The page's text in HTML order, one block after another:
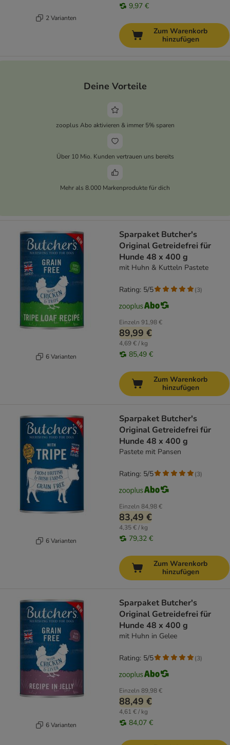
2 Varianten
9,97 €
Zum Warenkorb
hinzufügen
Deine Vorteile
zooplus Abo aktivieren & immer 5% sparen
Über 10 Mio. Kunden vertrauen uns bereits
Mehr als 8.000 Markenprodukte für dich
6 Varianten
Sparpaket Butcher's
Original Getreidefrei für
Hunde 48 x 400 g
mit Huhn & Kutteln Pastete
Einzeln 91,98 €
89,99 €
4,69 € / kg
85,49 €
Rating: 5/5 (3)
Zum Warenkorb
hinzufügen
6 Varianten
Sparpaket Butcher's
Original Getreidefrei für
Hunde 48 x 400 g
Pastete mit Pansen
Einzeln 84,98 €
83,49 €
4,35 € / kg
79,32 €
Rating: 5/5 (3)
Zum Warenkorb
hinzufügen
6 Varianten
Sparpaket Butcher's
Original Getreidefrei für
Hunde 48 x 400 g
mit Huhn in Gelee
Einzeln 89,98 €
88,49 €
4,61 € / kg
84,07 €
Rating: 5/5 (3)